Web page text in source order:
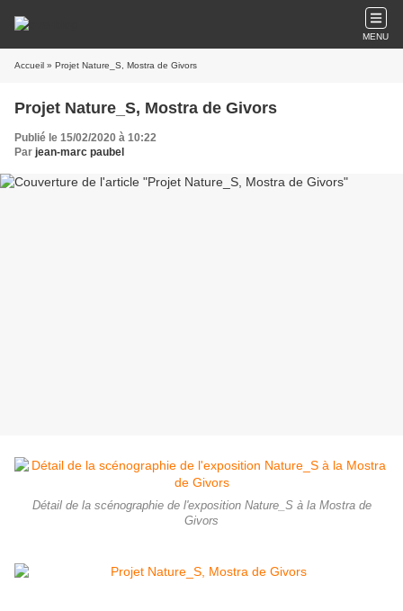
MENU
Accueil » Projet Nature_S, Mostra de Givors
Projet Nature_S, Mostra de Givors
Publié le 15/02/2020 à 10:22
Par jean-marc paubel
Détail de la scénographie de l'exposition Nature_S à la Mostra de
Givors